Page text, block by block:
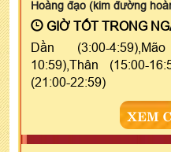
Hoàng đạo (kim đường
GIỜ TỐT TRONG
Dần (3:00-
10:59),Thân (15:00-
(21:00-22:59)
XEM